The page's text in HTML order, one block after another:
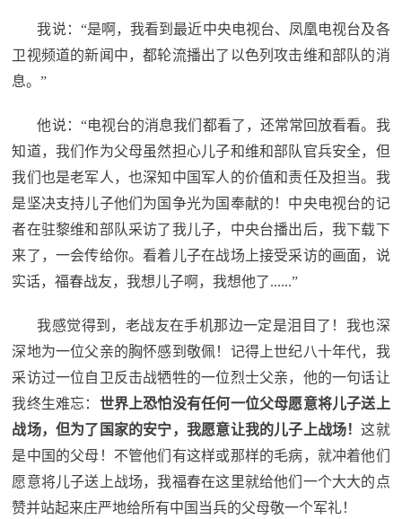
红
色
关
们
我说：“是啊，我看到最近中央电视台、凤凰电视台及各
卫视频道的新闻中，都轮流播出了以色列攻击维和部队的消
息。”
他说：“电视台的消息我们都看了，还常常回放看看。我
知道，我们作为父母虽然担心儿子和维和部队官兵安全，但
我们也是老军人，也深知中国军人的价值和责任及担当。我
是坚决支持儿子他们为国争光为国奉献的！中央电视台的记
者在驻黎维和部队采访了我儿子，中央台播出后，我下载下
来了，一会传给你。看着儿子在战场上接受采访的画面，说
实话，福春战友，我想儿子啊，我想他了......”
我感觉得到，老战友在手机那边一定是泪目了！我也深
深地为一位父亲的胸怀感到敬佩！记得上世纪八十年代，我
采访过一位自卫反击战牺牲的一位烈士父亲，他的一句话让
我终生难忘： 世界上恐怕没有任何一位父母愿意将儿子送上
战场，但为了国家的安宁，我愿意让我的儿子上战场！这就
是中国的父母！不管他们有这样或那样的毛病，就冲着他们
愿意将儿子送上战场，我福春在这里就给他们一个大大的点
赞并站起来庄严地给所有中国当兵的父母敬一个军礼！